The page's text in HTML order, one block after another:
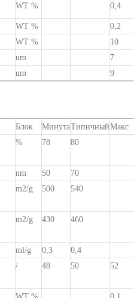
WT % 0,4
WT % 0,2
WT % 10
um 7
um 9
Блок МинутаТипичныйМакс
% 78 80
nm 50
70
m2/g 500 540
m2/g 430 460
ml/g 0,3 0,4
/ 48 50 52